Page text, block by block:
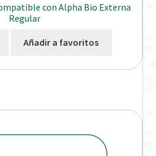
con Alpha Bio Externa
Regular
Añadir a favoritos